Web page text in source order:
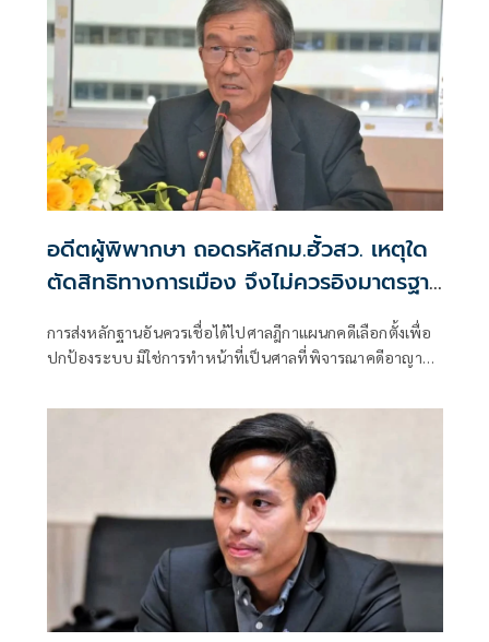
อดีตผู้พิพากษา ถอดรหัสกม.ฮั้วสว. เหตุใด
ตัดสิทธิทางการเมือง จึงไม่ควรอิงมาตรฐาน
เดียวกับคดีอาญา
การส่งหลักฐานอันควรเชื่อได้ไปศาลฎีกาแผนกคดีเลือกตั้งเพื่อ
ปกป้องระบบ มิใช่การทำหน้าที่เป็นศาลที่พิจารณาคดีอาญา